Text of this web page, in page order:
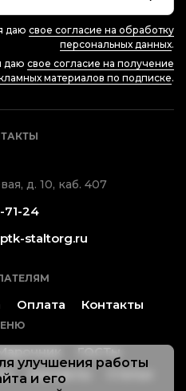
даю свое согласие на обработку
персональных данных.
даю свое согласие на получение
материалов по подписке.
д. 10, каб. 407
71-24
staltorg.ru
Оплата Контакты
ГОСТы
Контакты
улучшения работы
и его